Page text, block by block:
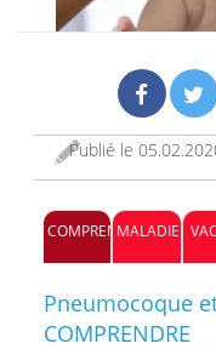
Publié le
COMPRENDREMALADIE
Pneumocoque
COMPRENDRE